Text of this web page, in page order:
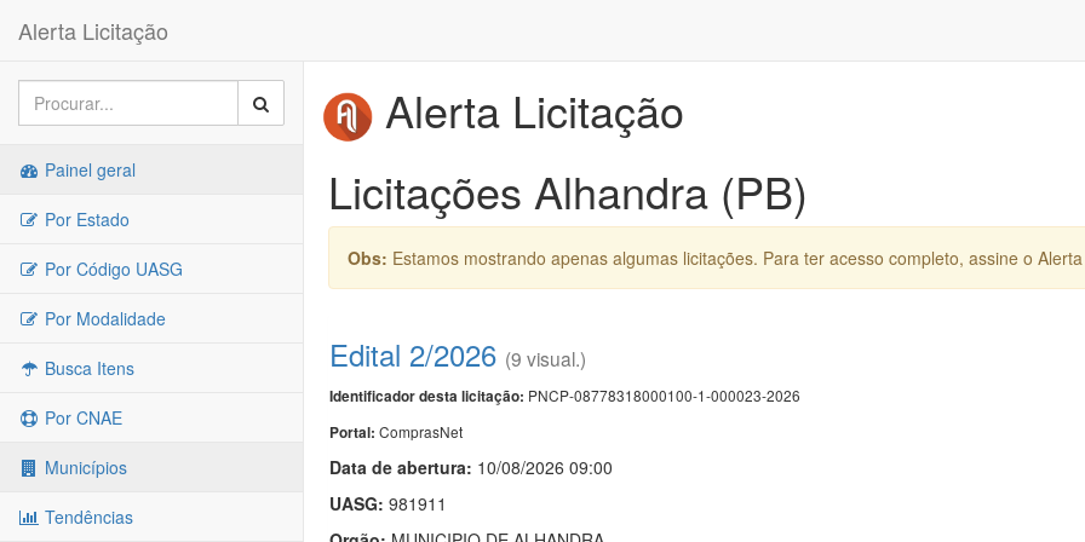
Alerta Licitação
Painel geral
Por Estado
Por Código UASG
Por Modalidade
Busca Itens
Por CNAE
Municípios
Tendências
Alerta Licitação
Licitações Alhandra (PB)
Obs: Estamos mostrando apenas algumas licitações. Para ter acesso completo, assine o
Edital 2/2026 (9 visual.)
Identificador desta licitação: PNCP-08778318000100-1-000023-2026
Portal: ComprasNet
Data de abertura: 10/08/2026 09:00
UASG: 981911